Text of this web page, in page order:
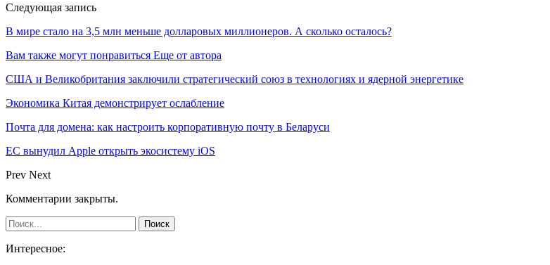
Следующая запись
В мире стало на 3,5 млн меньше долларовых миллионеров. А сколько осталось?
Вам также могут понравиться Еще от автора
США и Великобритания заключили стратегический союз в технологиях и ядерной энергетике
Экономика Китая демонстрирует ослабление
Почта для домена: как настроить корпоративную почту в Беларуси
ЕС вынудил Apple открыть экосистему iOS
Prev Next
Комментарии закрыты.
Интересное: